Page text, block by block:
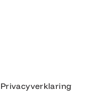
Privacyverklaring